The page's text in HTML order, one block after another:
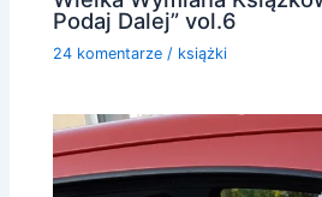
Podaj Dalej” vol.6
24 komentarze / książki